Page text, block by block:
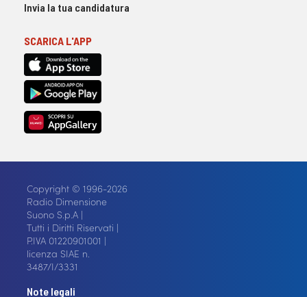
Invia la tua candidatura
SCARICA L'APP
Copyright © 1996-2026
Radio Dimensione
Suono S.p.A |
Tutti i Diritti Riservati |
P.IVA 01220901001 |
licenza SIAE n.
3487/I/3331
Note legali